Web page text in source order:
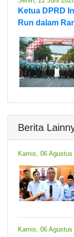
Ketua DPRD
Run dalam
Berita
Kamis, 06 Agustus
Kamis, 06 Agustus